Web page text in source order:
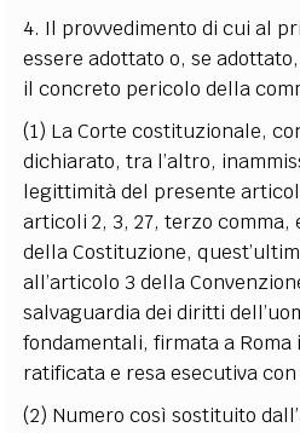
4. Il provvedimento di cui al
essere adottato o, se
il concreto pericolo della
(1) La Corte costituzionale,
dichiarato, tra l’altro,
legittimità del presente
articoli 2, 3, 27, terzo comma,
della Costituzione,
all’articolo 3 della
salvaguardia dei diritti
fondamentali, firmata a Roma
ratificata e resa esecutiva con
(2) Numero così sostituito